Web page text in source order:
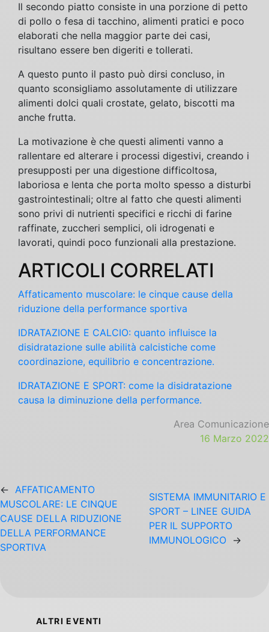
Il secondo piatto consiste in una porzione di petto
di pollo o fesa di tacchino, alimenti pratici e poco
elaborati che nella maggior parte dei casi,
risultano essere ben digeriti e tollerati.
A questo punto il pasto può dirsi concluso, in
quanto sconsigliamo assolutamente di utilizzare
alimenti dolci quali crostate, gelato, biscotti ma
anche frutta.
La motivazione è che questi alimenti vanno a
rallentare ed alterare i processi digestivi, creando i
presupposti per una digestione difficoltosa,
laboriosa e lenta che porta molto spesso a disturbi
gastrointestinali; oltre al fatto che questi alimenti
sono privi di nutrienti specifici e ricchi di farine
raffinate, zuccheri semplici, oli idrogenati e
lavorati, quindi poco funzionali alla prestazione.
ARTICOLI CORRELATI
Affaticamento muscolare: le cinque cause della
riduzione della performance sportiva
IDRATAZIONE E CALCIO: quanto influisce la
disidratazione sulle abilità calcistiche come
coordinazione, equilibrio e concentrazione.
IDRATAZIONE E SPORT: come la disidratazione
causa la diminuzione della performance.
Area Comunicazione
16 Marzo 2022
← AFFATICAMENTO
MUSCOLARE: LE CINQUE
CAUSE DELLA RIDUZIONE
DELLA PERFORMANCE
SPORTIVA
SISTEMA IMMUNITARIO E
SPORT – LINEE GUIDA
PER IL SUPPORTO
IMMUNOLOGICO
→
ALTRI EVENTI